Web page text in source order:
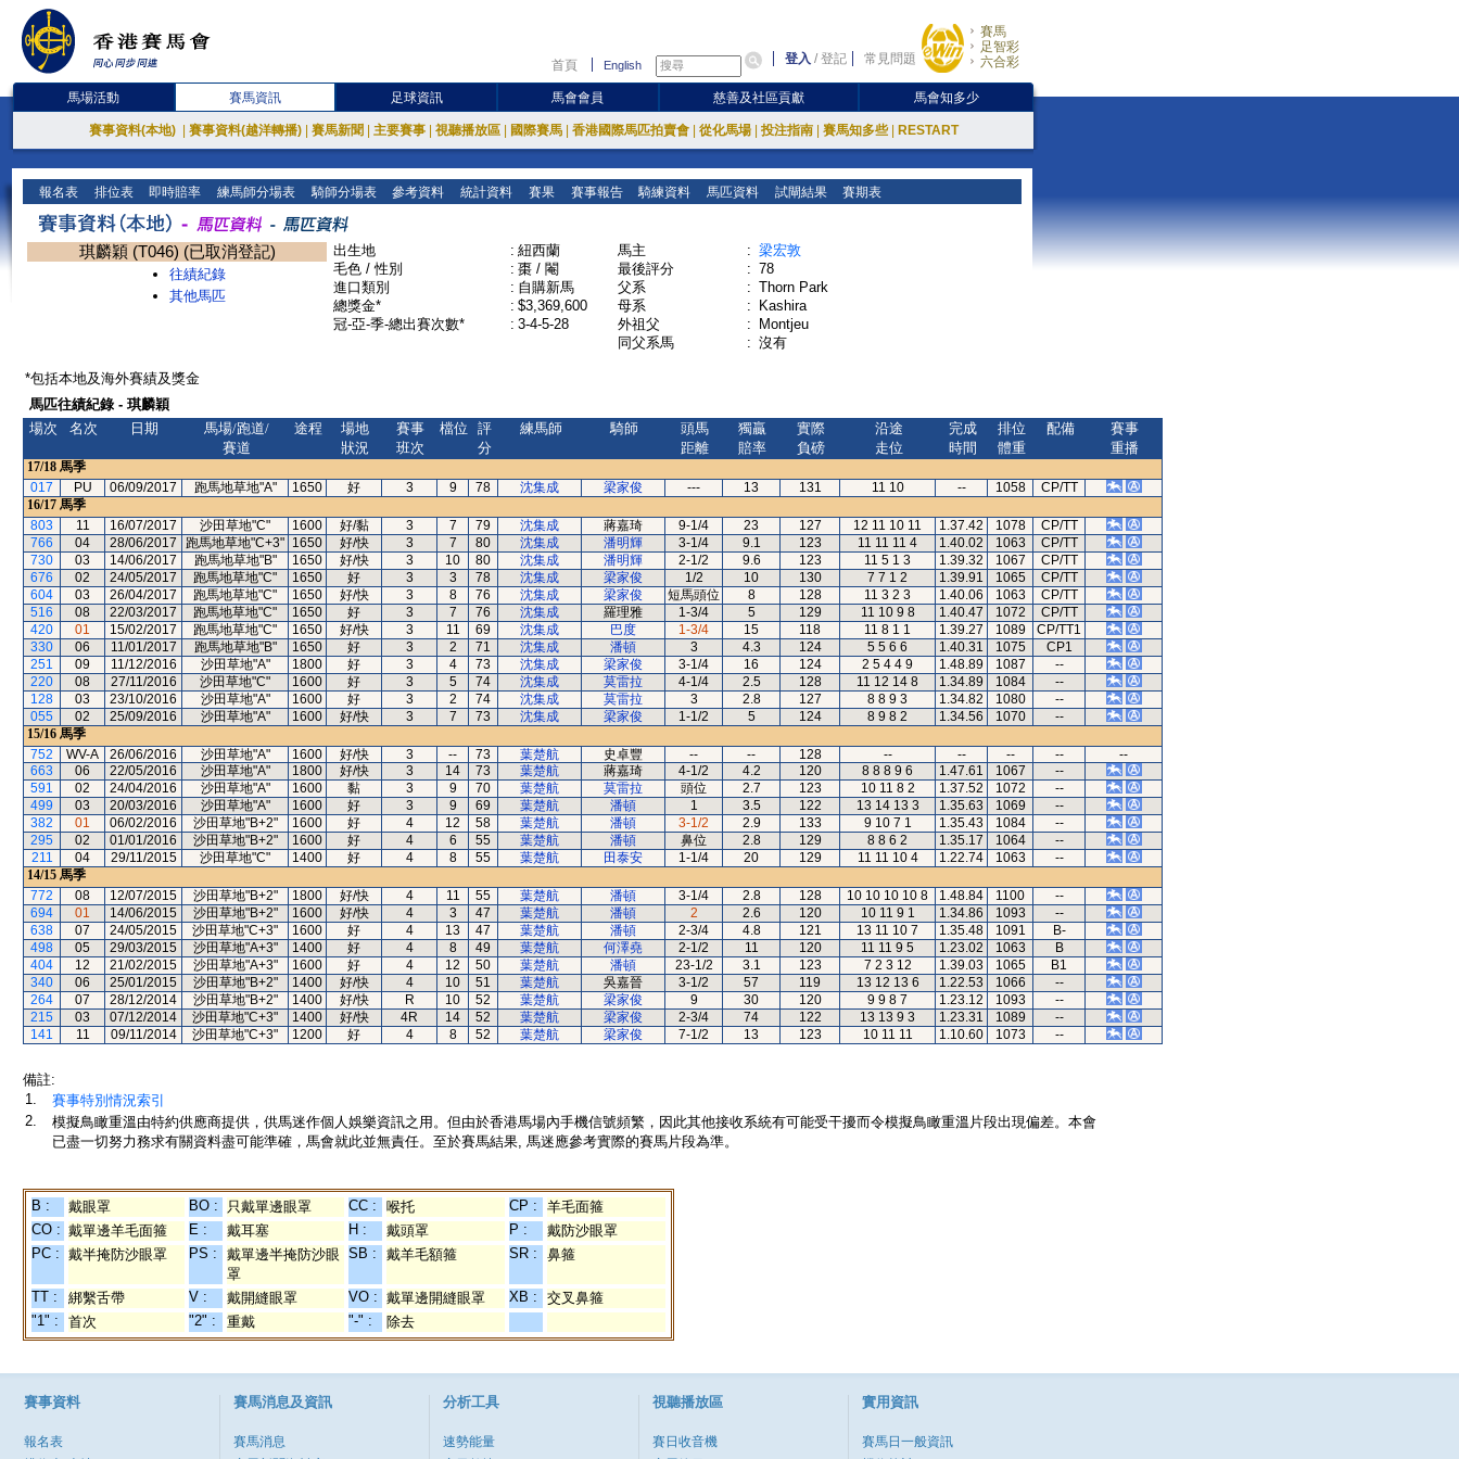
首頁 English 登入 /登記 常見問題
賽馬
足智彩
六合彩
馬場活動 賽馬資訊 足球資訊 馬會會員 慈善及社區貢獻 馬會知多少
賽事資料(本地) 賽事資料(越洋轉播) 賽馬新聞 主要賽事 視聽播放區 國際賽馬 香港國際馬匹拍賣會 從化馬場 投注指南 賽馬知多些 RESTART
報名表 排位表 即時賠率 練馬師分場表 騎師分場表 參考資料 統計資料 賽果 賽事報告 騎練資料 馬匹資料 試閘結果 賽期表
琪麟穎 (T046) (已取消登記)
往績紀錄
其他馬匹
出生地 : 紐西蘭
毛色 / 性別
: 棗 / 閹
進口類別
: 自購新馬
總獎金*
: $3,369,600
冠-亞-季-總出賽次數*
: 3-4-5-28
馬主 : 梁宏敦
最後評分
: 78
父系
: Thorn Park
母系
:
Kashira
外祖父
:
Montjeu
同父系馬
: 沒有
*包括本地及海外賽績及獎金
馬匹往績紀錄 - 琪麟穎
場次
名次 日期
馬場/跑道/
賽道
途程
場地
狀況
賽事
班次
檔位
評
分
練馬師 騎師
頭馬
距離
獨贏
賠率
實際
負磅
沿途
走位
完成
時間
排位
體重
配備
賽事
重播
17/18 馬季
017
PU 06/09/2017 跑馬地草地"A" 1650 好 3 9 78 沈集成 梁家俊 --- 13 131 11 10 -- 1058
CP/TT
16/17 馬季
803
11 16/07/2017 沙田草地"C" 1600 好/黏 3 7 79 沈集成 蔣嘉琦 9-1/4 23 127 12 11 10 11 1.37.42 1078
CP/TT
766
04 28/06/2017 跑馬地草地"C+3" 1650 好/快 3 7 80 沈集成 潘明輝 3-1/4 9.1 123 11 11 11 4 1.40.02 1063
CP/TT
730
03 14/06/2017 跑馬地草地"B" 1650 好/快 3 10 80 沈集成 潘明輝 2-1/2 9.6 123 11 5 1 3 1.39.32 1067
CP/TT
676
02 24/05/2017 跑馬地草地"C" 1650 好 3 3 78 沈集成 梁家俊 1/2 10 130 7 7 1 2 1.39.91 1065
CP/TT
604
03 26/04/2017 跑馬地草地"C" 1650 好/快 3 8 76 沈集成 梁家俊 短馬頭位 8 128 11 3 2 3 1.40.06 1063
CP/TT
516
08 22/03/2017 跑馬地草地"C" 1650 好 3 7 76 沈集成 羅理雅 1-3/4 5 129 11 10 9 8 1.40.47 1072
CP/TT
420
01 15/02/2017 跑馬地草地"C" 1650 好/快 3 11 69 沈集成 巴度 1-3/4 15 118 11 8 1 1 1.39.27 1089
CP/TT1
330
06 11/01/2017 跑馬地草地"B" 1650 好 3 2 71 沈集成 潘頓 3 4.3 124 5 5 6 6 1.40.31 1075
CP1
251
09 11/12/2016 沙田草地"A" 1800 好 3 4 73 沈集成 梁家俊 3-1/4 16 124 2 5 4 4 9 1.48.89 1087
--
220
08 27/11/2016 沙田草地"C" 1600 好 3 5 74 沈集成 莫雷拉 4-1/4 2.5 128 11 12 14 8 1.34.89 1084
--
128
03 23/10/2016 沙田草地"A" 1600 好 3 2 74 沈集成 莫雷拉 3 2.8 127 8 8 9 3 1.34.82 1080
--
055
02 25/09/2016 沙田草地"A" 1600 好/快 3 7 73 沈集成 梁家俊 1-1/2 5 124 8 9 8 2 1.34.56 1070
--
15/16 馬季
752
WV-A 26/06/2016 沙田草地"A" 1600 好/快 3 -- 73 葉楚航 史卓豐 -- -- 128 -- -- -- --
--
663
06 22/05/2016 沙田草地"A" 1800 好/快 3 14 73 葉楚航 蔣嘉琦 4-1/2 4.2 120 8 8 8 9 6 1.47.61 1067
--
591
02 24/04/2016 沙田草地"A" 1600 黏 3 9 70 葉楚航 莫雷拉 頭位 2.7 123 10 11 8 2 1.37.52 1072
--
499
03 20/03/2016 沙田草地"A" 1600 好 3 9 69 葉楚航 潘頓 1 3.5 122 13 14 13 3 1.35.63 1069
--
382
01 06/02/2016 沙田草地"B+2" 1600 好 4 12 58 葉楚航 潘頓 3-1/2 2.9 133 9 10 7 1 1.35.43 1084
--
295
02 01/01/2016 沙田草地"B+2" 1600 好 4 6 55 葉楚航 潘頓 鼻位 2.8 129 8 8 6 2 1.35.17 1064
--
211
04 29/11/2015 沙田草地"C" 1400 好 4 8 55 葉楚航 田泰安 1-1/4 20 129 11 11 10 4 1.22.74 1063
--
14/15 馬季
772
08 12/07/2015 沙田草地"B+2" 1800 好/快 4 11 55 葉楚航 潘頓 3-1/4 2.8 128 10 10 10 10 8 1.48.84 1100
--
694
01 14/06/2015 沙田草地"B+2" 1600 好/快 4 3 47 葉楚航 潘頓 2 2.6 120 10 11 9 1 1.34.86 1093
--
638
07 24/05/2015 沙田草地"C+3" 1600 好 4 13 47 葉楚航 潘頓 2-3/4 4.8 121 13 11 10 7 1.35.48 1091
B-
498
05 29/03/2015 沙田草地"A+3" 1400 好 4 8 49 葉楚航 何澤堯 2-1/2 11 120 11 11 9 5 1.23.02 1063
B
404
12 21/02/2015 沙田草地"A+3" 1600 好 4 12 50 葉楚航 潘頓 23-1/2 3.1 123 7 2 3 12 1.39.03 1065
B1
340
06 25/01/2015 沙田草地"B+2" 1400 好/快 4 10 51 葉楚航 吳嘉晉 3-1/2 57 119 13 12 13 6 1.22.53 1066
--
264
07 28/12/2014 沙田草地"B+2" 1400 好/快 R 10 52 葉楚航 梁家俊 9 30 120 9 9 8 7 1.23.12 1093
--
215
03 07/12/2014 沙田草地"C+3" 1400 好/快 4R 14 52 葉楚航 梁家俊 2-3/4 74 122 13 13 9 3 1.23.31 1089
--
141
11 09/11/2014 沙田草地"C+3" 1200 好 4 8 52 葉楚航 梁家俊 7-1/2 13 123 10 11 11 1.10.60 1073 --
備註:
1.
賽事特別情況索引
2.
模擬鳥瞰重溫由特約供應商提供，供馬迷作個人娛樂資訊之用。但由於香港馬場內手機信號頻繁，因此其他接收系統有可能受干擾而令模擬鳥瞰重溫片段出現偏差。本會
已盡一切努力務求有關資料盡可能準確，馬會就此並無責任。至於賽馬結果, 馬迷應參考實際的賽馬片段為準。
B : 戴眼罩 BO : 只戴單邊眼罩 CC : 喉托 CP :
羊毛面箍
CO : 戴單邊羊毛面箍 E : 戴耳塞 H : 戴頭罩 P :
戴防沙眼罩
PC : 戴半掩防沙眼罩 PS :
戴單邊半掩防沙眼
罩
SB : 戴羊毛額箍 SR : 鼻箍
TT : 綁繫舌帶 V : 戴開縫眼罩 VO : 戴單邊開縫眼罩 XB :
交叉鼻箍
"1" :
首次 "2" : 重戴 "-" : 除去
賽事資料
報名表
賽馬消息及資訊
賽馬消息
分析工具
速勢能量
視聽播放區
賽日收音機
實用資訊
賽馬日一般資訊